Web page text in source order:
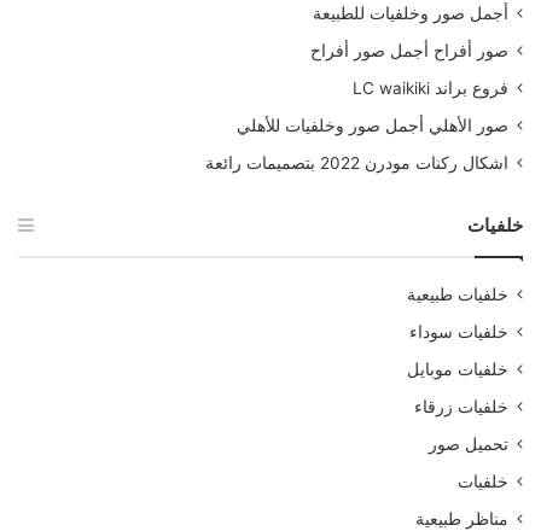
أجمل صور وخلفيات للطبيعة
صور أفراح أجمل صور أفراح
فروع براند LC waikiki
صور الأهلي أجمل صور وخلفيات للأهلي
اشكال ركنات مودرن 2022 بتصميمات رائعة
خلفيات
خلفيات طبيعية
خلفيات سوداء
خلفيات موبايل
خلفيات زرقاء
تحميل صور
خلفيات
مناظر طبيعية